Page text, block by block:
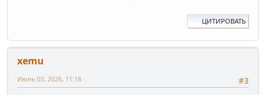
ЦИТИРОВАТЬ
xemu
#3
Июнь 03, 2026, 11:18